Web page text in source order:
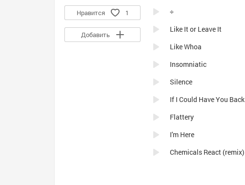
Нравится 1
Добавить
÷
Like It or Leave It
Like Whoa
Insomniatic
Silence
If I Could Have You Back
Flattery
I'm Here
Chemicals React (remix)